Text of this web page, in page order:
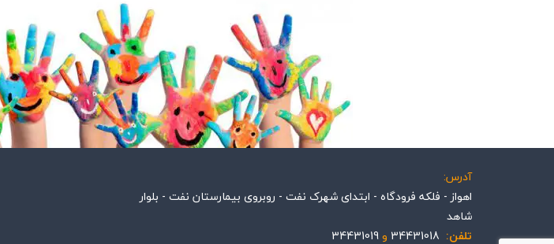
آدرس:
اهواز - فلکه فرودگاه - ابتدای شهرک نفت - روبروی بیمارستان نفت - بلوار
شاهد
تلفن: 34431018 و34431019